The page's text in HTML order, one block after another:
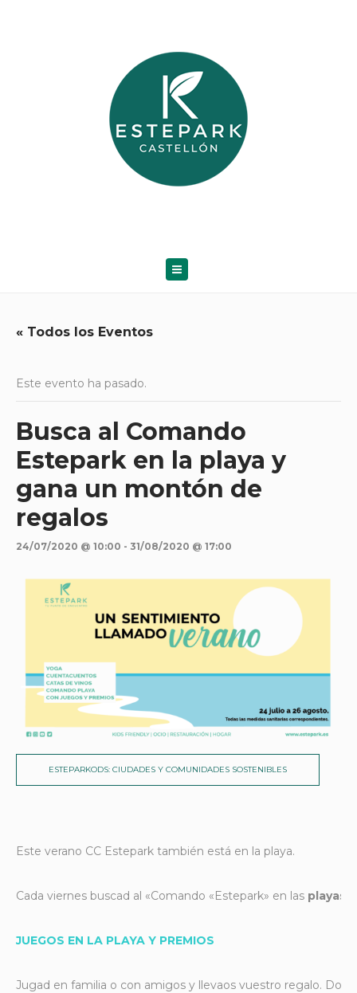
« Todos los Eventos
Este evento ha pasado.
Busca al Comando
Estepark en la playa y
gana un montón de
regalos
24/07/2020 @ 10:00 - 31/08/2020 @ 17:00
ESTEPARKODS: CIUDADES Y COMUNIDADES SOSTENIBLES
Este verano CC Estepark también está en la playa.
Cada viernes buscad al «Comando «Estepark» en las playas
JUEGOS EN LA PLAYA Y PREMIOS
Jugad en familia o con amigos y llevaos vuestro regalo. Dos